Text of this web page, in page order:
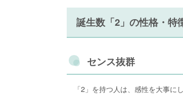
誕生数「2」の性格・特
センス抜群
「2」を持つ人は、感性を大事